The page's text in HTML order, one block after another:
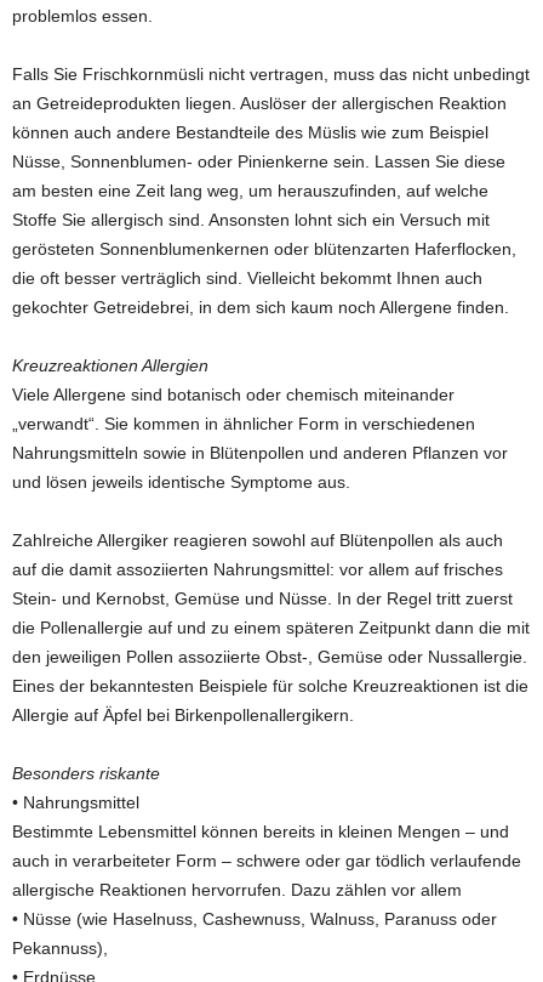
problemlos essen.
Falls Sie Frischkornmüsli nicht vertragen, muss das nicht unbedingt
an Getreideprodukten liegen. Auslöser der allergischen Reaktion
können auch andere Bestandteile des Müslis wie zum Beispiel
Nüsse, Sonnenblumen- oder Pinienkerne sein. Lassen Sie diese
am besten eine Zeit lang weg, um herauszufinden, auf welche
Stoffe Sie allergisch sind. Ansonsten lohnt sich ein Versuch mit
gerösteten Sonnenblumenkernen oder blütenzarten Haferflocken,
die oft besser verträglich sind. Vielleicht bekommt Ihnen auch
gekochter Getreidebrei, in dem sich kaum noch Allergene finden.
Kreuzreaktionen Allergien
Viele Allergene sind botanisch oder chemisch miteinander
„verwandt“. Sie kommen in ähnlicher Form in verschiedenen
Nahrungsmitteln sowie in Blütenpollen und anderen Pflanzen vor
und lösen jeweils identische Symptome aus.
Zahlreiche Allergiker reagieren sowohl auf Blütenpollen als auch
auf die damit assoziierten Nahrungsmittel: vor allem auf frisches
Stein- und Kernobst, Gemüse und Nüsse. In der Regel tritt zuerst
die Pollenallergie auf und zu einem späteren Zeitpunkt dann die mit
den jeweiligen Pollen assoziierte Obst-, Gemüse oder Nussallergie.
Eines der bekanntesten Beispiele für solche Kreuzreaktionen ist die
Allergie auf Äpfel bei Birkenpollenallergikern.
Besonders riskante
• Nahrungsmittel
Bestimmte Lebensmittel können bereits in kleinen Mengen – und
auch in verarbeiteter Form – schwere oder gar tödlich verlaufende
allergische Reaktionen hervorrufen. Dazu zählen vor allem
• Nüsse (wie Haselnuss, Cashewnuss, Walnuss, Paranuss oder
Pekannuss),
• Erdnüsse,